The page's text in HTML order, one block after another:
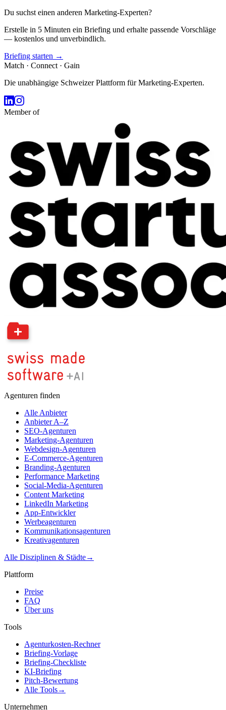
Du suchst einen anderen Marketing-Experten?
Erstelle in 5 Minuten ein Briefing und erhalte passende Vorschläge
— kostenlos und unverbindlich.
Briefing starten →
Match · Connect · Gain
Die unabhängige Schweizer Plattform für Marketing-Experten.
Member of
Agenturen finden
Alle Anbieter
Anbieter A–Z
SEO-Agenturen
Marketing-Agenturen
Webdesign-Agenturen
E-Commerce-Agenturen
Branding-Agenturen
Performance Marketing
Social-Media-Agenturen
Content Marketing
LinkedIn Marketing
App-Entwickler
Werbeagenturen
Kommunikationsagenturen
Kreativagenturen
Alle Disziplinen & Städte→
Plattform
Preise
FAQ
Über uns
Tools
Agenturkosten-Rechner
Briefing-Vorlage
Briefing-Checkliste
KI-Briefing
Pitch-Bewertung
Alle Tools→
Unternehmen